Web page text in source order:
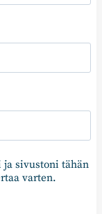
sivustoni tähän
varten.